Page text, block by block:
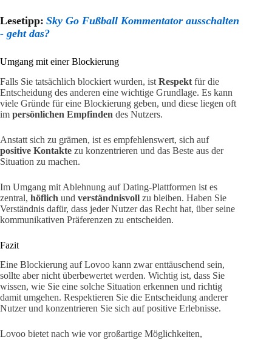
Lesetipp: Sky Go Fußball Kommentator ausschalten
- geht das?
Umgang mit einer Blockierung
Falls Sie tatsächlich blockiert wurden, ist Respekt für die
Entscheidung des anderen eine wichtige Grundlage. Es kann
viele Gründe für eine Blockierung geben, und diese liegen oft
im persönlichen Empfinden des Nutzers.
Anstatt sich zu grämen, ist es empfehlenswert, sich auf
positive Kontakte zu konzentrieren und das Beste aus der
Situation zu machen.
Im Umgang mit Ablehnung auf Dating-Plattformen ist es
zentral, höflich und verständnisvoll zu bleiben. Haben Sie
Verständnis dafür, dass jeder Nutzer das Recht hat, über seine
kommunikativen Präferenzen zu entscheiden.
Fazit
Eine Blockierung auf Lovoo kann zwar enttäuschend sein,
sollte aber nicht überbewertet werden. Wichtig ist, dass Sie
wissen, wie Sie eine solche Situation erkennen und richtig
damit umgehen. Respektieren Sie die Entscheidung anderer
Nutzer und konzentrieren Sie sich auf positive Erlebnisse.
Lovoo bietet nach wie vor großartige Möglichkeiten,